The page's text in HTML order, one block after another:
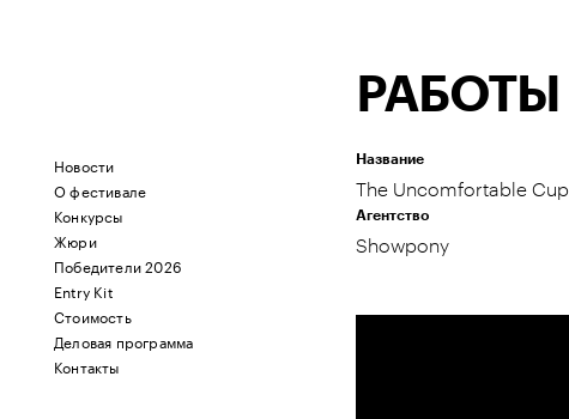
Новости
О фестивале
Конкурсы
Жюри
Победители 2026
Entry Kit
Стоимость
Деловая программа
Контакты
РАБОТЫ
Название
The Uncomfortable Cup
Агентство
Showpony